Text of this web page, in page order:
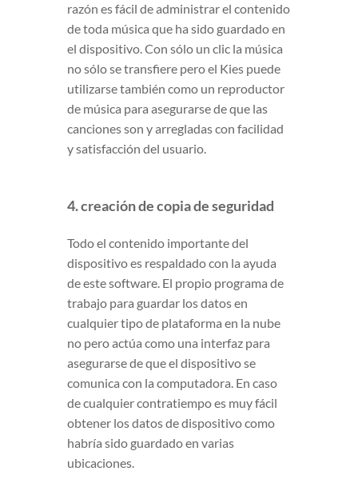
razón es fácil de administrar el contenido
de toda música que ha sido guardado en
el dispositivo. Con sólo un clic la música
no sólo se transfiere pero el Kies puede
utilizarse también como un reproductor
de música para asegurarse de que las
canciones son y arregladas con facilidad
y satisfacción del usuario.
4. creación de copia de seguridad
Todo el contenido importante del
dispositivo es respaldado con la ayuda
de este software. El propio programa de
trabajo para guardar los datos en
cualquier tipo de plataforma en la nube
no pero actúa como una interfaz para
asegurarse de que el dispositivo se
comunica con la computadora. En caso
de cualquier contratiempo es muy fácil
obtener los datos de dispositivo como
habría sido guardado en varias
ubicaciones.